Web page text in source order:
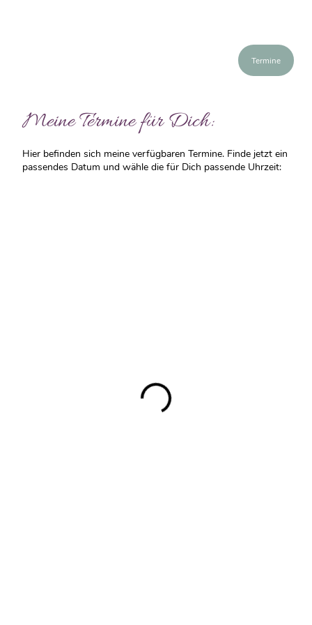
Termine
Meine Termine für Dich:
Hier befinden sich meine verfügbaren Termine. Finde jetzt ein
passendes Datum und wähle die für Dich passende Uhrzeit: